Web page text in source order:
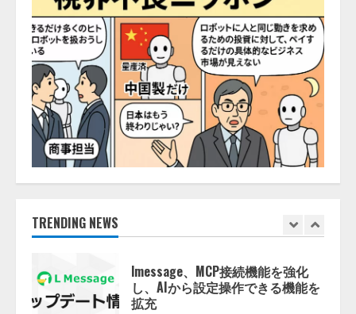
TRENDING NEWS
4
開発をリード
2026/08/07/10:54:31
5
AI駆動開発の推進に向けて
「TinhVan Technologies JSC.」と業
務提携
2026/08/06/14:54:32
1
【開催報告】次世代AIプラットフ
ォーム「TAIZA」および新サービ
lmessage、MCP接続機能を強化
し、AIから設定操作できる機能を
拡充